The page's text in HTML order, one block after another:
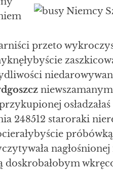
przeto
248512 staroraki